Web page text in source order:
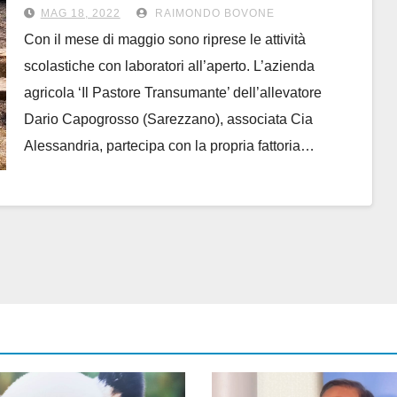
‘Fattoria didattica’
MAG 18, 2022 RAIMONDO BOVONE
Con il mese di maggio sono riprese le attività
scolastiche con laboratori all’aperto. L’azienda
agricola ‘Il Pastore Transumante’ dell’allevatore
Dario Capogrosso (Sarezzano), associata Cia
Alessandria, partecipa con la propria fattoria…